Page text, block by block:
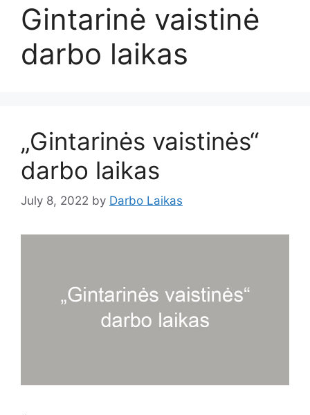
Gintarinė vaistinė
darbo laikas
„Gintarinės vaistinės“
darbo laikas
July 8, 2022 by Darbo Laikas